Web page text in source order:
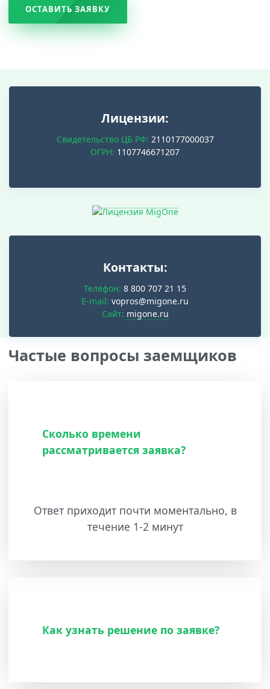
ОСТАВИТЬ ЗАЯВКУ
Лицензии:
Свидетельство ЦБ РФ: 2110177000037
ОГРН: 1107746671207
Контакты:
Телефон: 8 800 707 21 15
E-mail: vopros@migone.ru
Cайт: migone.ru
Частые вопросы заемщиков
Сколько времени
рассматривается заявка?
Ответ приходит почти моментально, в
течение 1-2 минут
Как узнать решение по заявке?